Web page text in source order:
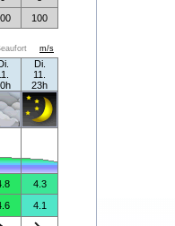
100
m/s
Di.
11.
23h
4.3
4.1